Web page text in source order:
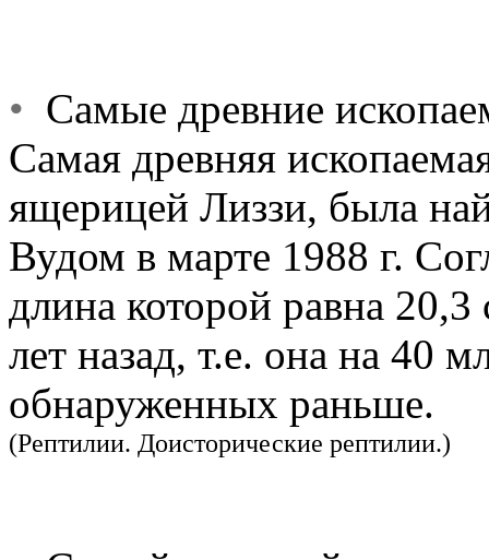
• Самые древние
Самая древняя
ящерицей Лиззи, была
Вудом в марте 1988 г.
длина которой равна
лет назад, т.е. она на 40
обнаруженных раньше.
(Рептилии. Доисторические рептилии.)